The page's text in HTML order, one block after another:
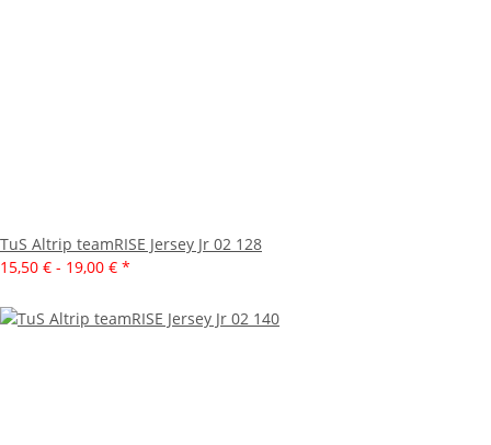
TuS Altrip teamRISE Jersey Jr 02 128
15,50 € - 19,00 € *